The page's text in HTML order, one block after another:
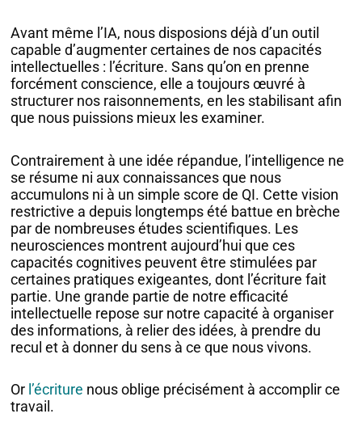
Avant même l’IA, nous disposions déjà d’un outil
capable d’augmenter certaines de nos capacités
intellectuelles : l’écriture. Sans qu’on en prenne
forcément conscience, elle a toujours œuvré à
structurer nos raisonnements, en les stabilisant afin
que nous puissions mieux les examiner.
Contrairement à une idée répandue, l’intelligence ne
se résume ni aux connaissances que nous
accumulons ni à un simple score de QI. Cette vision
restrictive a depuis longtemps été battue en brèche
par de nombreuses études scientifiques. Les
neurosciences montrent aujourd’hui que ces
capacités cognitives peuvent être stimulées par
certaines pratiques exigeantes, dont l’écriture fait
partie. Une grande partie de notre efficacité
intellectuelle repose sur notre capacité à organiser
des informations, à relier des idées, à prendre du
recul et à donner du sens à ce que nous vivons.
Or l’écriture nous oblige précisément à accomplir ce
travail.